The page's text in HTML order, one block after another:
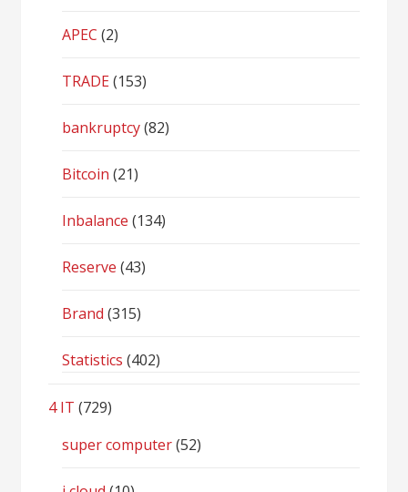
APEC (2)
TRADE(153)
bankruptcy(82)
Bitcoin (21)
Inbalance (134)
Reserve (43)
Brand (315)
Statistics (402)
4 IT (729)
super computer(52)